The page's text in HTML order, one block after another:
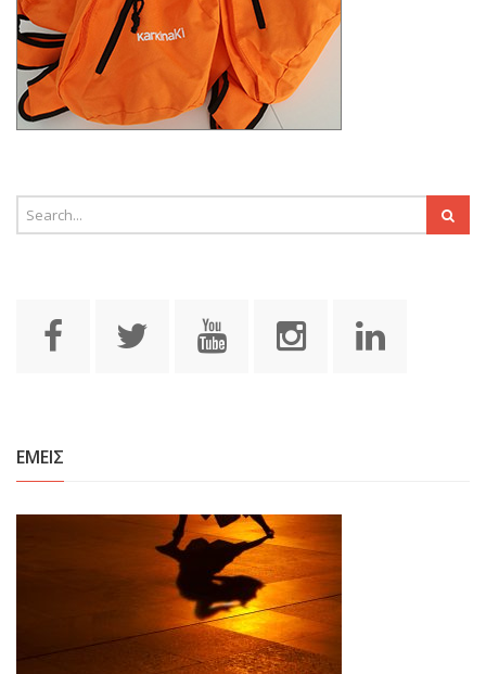
ΕΜΕΙΣ